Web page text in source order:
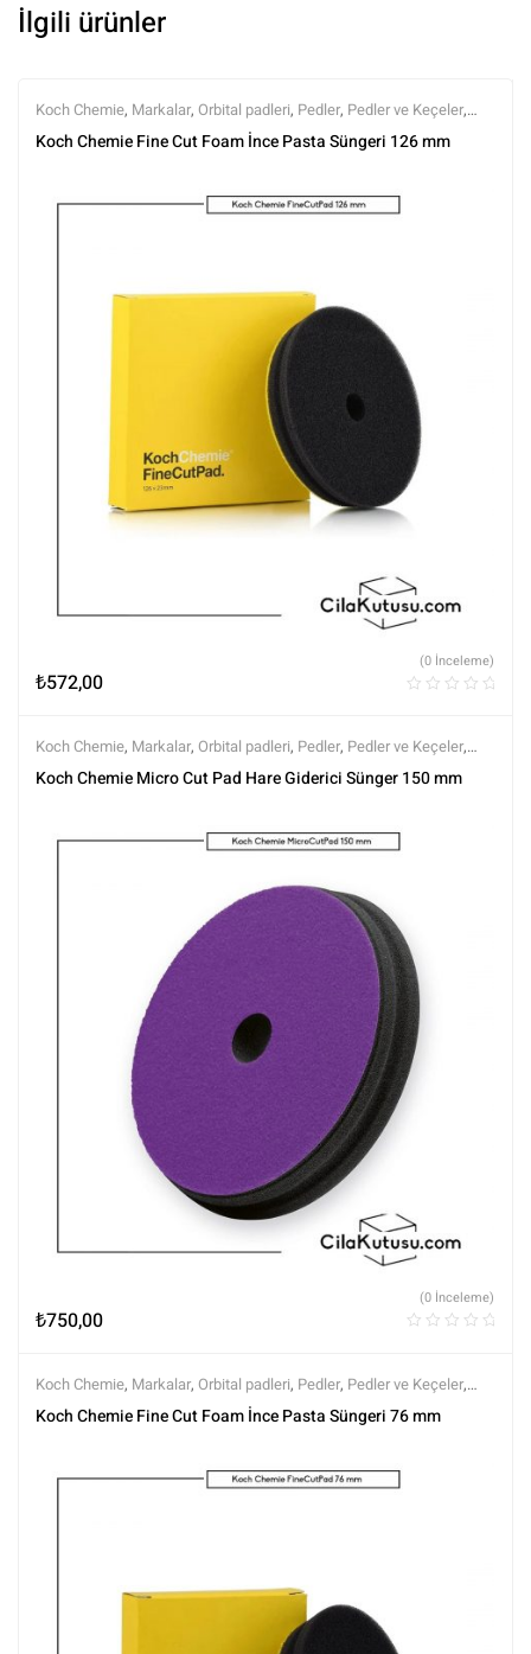
İlgili ürünler
Koch Chemie, Markalar, Orbital padleri, Pedler, Pedler ve Keçeler,
Polisaj,Polisaj ve Parlatma,Tüm Ürünler,Tüm Ürünler
Koch Chemie Fine Cut Foam İnce Pasta Süngeri 126 mm
₺572,00
(0 İnceleme)
Koch Chemie, Markalar, Orbital padleri, Pedler, Pedler ve Keçeler,
Polisaj,Polisaj ve Parlatma,Tüm Ürünler,Tüm Ürünler
Koch Chemie Micro Cut Pad Hare Giderici Sünger 150 mm
₺750,00
(0 İnceleme)
Koch Chemie, Markalar, Orbital padleri, Pedler, Pedler ve Keçeler,
Polisaj,Polisaj ve Parlatma,Tüm Ürünler,Tüm Ürünler
Koch Chemie Fine Cut Foam İnce Pasta Süngeri 76 mm